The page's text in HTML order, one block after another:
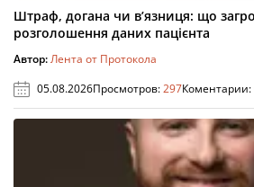
Штраф, догана чи в’язниця: що
розголошення даних пацієнта
Автор:Лента от Протокола
05.08.2026Просмотров:297Коментарии: